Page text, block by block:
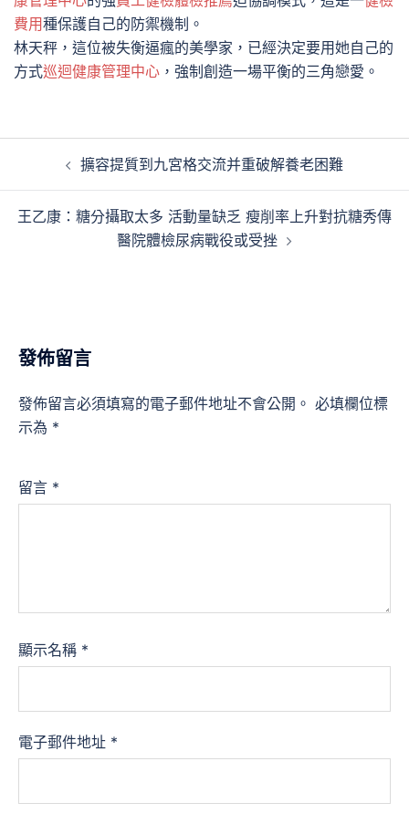
費用種保護自己的防禦機制。
林天秤，這位被失衡逼瘋的美學家，已經決定要用她自己的
方式巡迴健康管理中心 ，強制創造一場平衡的三角戀愛。
覽
擴容提質到九宮格交流并重破解養老困難
王乙康：糖分攝取太多 活動量缺乏 瘦削率上升對抗糖秀傳
醫院體檢尿病戰役或受挫
發佈留言
發佈留言必須填寫的電子郵件地址不會公開。 必填欄位標
示為 *
留言 *
顯示名稱 *
電子郵件地址 *